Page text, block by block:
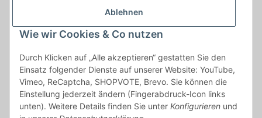
Ablehnen
Wie wir Cookies & Co nutzen
Durch Klicken auf „Alle akzeptieren“ gestatten Sie den
Einsatz folgender Dienste auf unserer Website: YouTube,
Vimeo, ReCaptcha, SHOPVOTE, Brevo. Sie können die
Einstellung jederzeit ändern (Fingerabdruck-Icon links
unten). Weitere Details finden Sie unter Konfigurieren und
* * Lieferzeiten gelten ab Zahlungseingang und innerhalb
Deutschland.Irrtümer vorbehalten. Angaben zur
Auflagenhöhe, Durchmesser, etc. werden nicht garantiert. Der
Kaufvertrag bleibt davon unbetroffen. Alle angegebenen Preise
sind incl. der gesetzlichen UST und, zzgl.Versand| Das Angebot